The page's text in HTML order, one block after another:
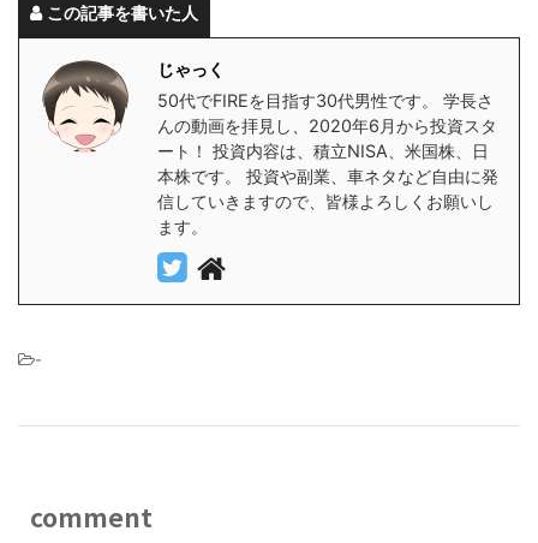
この記事を書いた人
じゃっく
50代でFIREを目指す30代男性です。 学長さ
んの動画を拝見し、2020年6月から投資スタ
ート！ 投資内容は、積立NISA、米国株、日
本株です。 投資や副業、車ネタなど自由に発
信していきますので、皆様よろしくお願いし
ます。
-
comment